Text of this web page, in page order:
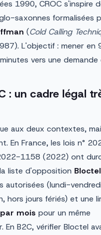
1990, CROC s'inspire
saxonnes formalisées
(Cold Calling
L'objectif : mener en
vers une demande
: un cadre légal
aux deux contextes,
En France, les lois n°
1158 (2022) ont
liste d'opposition Bloctel
autorisées (lundi-
hors jours fériés) et une
mois pour un même
En B2C, vérifier Bloctel